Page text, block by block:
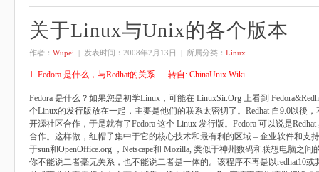
关于Linux与Unix的各个版本
作者： Wupei | 发表时间： 2008年2月13日 | 所属分类： Linux
1. Fedora 是什么，与Redhat的关系. 转自: ChinaUnix Wiki
Fedora 是什么？如果您是初学Linux，可能在 LinuxSir.Org 上看到
个Linux的发行版放在一起，主要是他们的联系太密切了。Redhat 自9.0以後
开源社区合作，于是就有了Fedora 这个 Linux 发行版。Fedora 可以说是
合作。这样做，红帽子集中于它的核心技术和最有利的区域 – 企业软件和支
于sun和OpenOffice.org ，Netscape和 Mozilla, 类似于神州数码和联想电脑之
你不能说二者毫无关系，也不能说二者是一体的。该程序不再是以redhat10